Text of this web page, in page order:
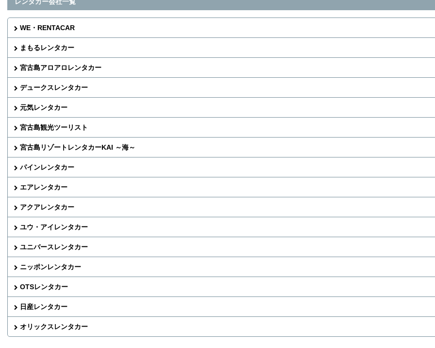
WE・RENTACAR
まもるレンタカー
宮古島アロアロレンタカー
デュークスレンタカー
元気レンタカー
宮古島観光ツーリスト
宮古島リゾートレンタカーKAI ～海～
パインレンタカー
エアレンタカー
アクアレンタカー
ユウ・アイレンタカー
ユニバースレンタカー
ニッポンレンタカー
OTSレンタカー
日産レンタカー
オリックスレンタカー